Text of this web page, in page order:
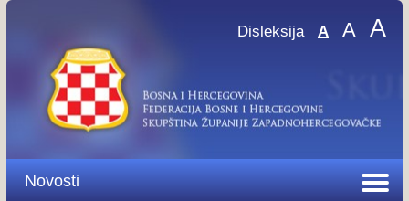
Disleksija A A A
Novosti